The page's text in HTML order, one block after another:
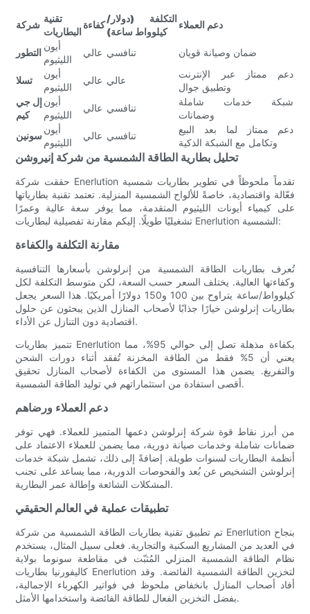
شركة
تقنية
البطاريات
كفاءة
التكلفة (دولار/
كيلوواط ساعة)
دعم العملاء
التطور
أيون
الليثيوم
عالي تنافسي ضمان وصيانة قويان
تسلا
أيون
الليثيوم
عالي عالي
دعم ممتاز عبر الإنترنت
وتطبيق جوال
إل جي
كيم
أيون
الليثيوم
عالي تنافسي
شبكة خدمات شاملة
وضمانات
سونين
أيون
الليثيوم
عالي تنافسي
دعم ممتاز لما بعد البيع
وتكامل مع الشبكة الذكية
تحليل بطارية الطاقة الشمسية من شركة إنيروشن
حققت شركة Enerlution تقدماً ملحوظاً في تطوير بطاريات شمسية
فعّالة واقتصادية، خاصةً للألواح الشمسية المنزلية. تعتمد تقنية بطارياتها
على كيمياء أيونات الليثيوم المتقدمة، مما يوفر سعة عالية وعمرًا
تشغيليًا طويلًا. إليكم مقارنة تفصيلية لبطاريات Enerlution الشمسية:
مقارنة التكلفة والكفاءة
تُعرف بطاريات الطاقة الشمسية من إنرلوشن بأسعارها التنافسية
وكفاءتها العالية. يختلف السعر حسب السعة، لكن متوسط ​​التكلفة لكل
كيلوواط/ساعة يتراوح بين 100 و150 دولارًا أمريكيًا. هذا السعر يجعل
بطاريات إنرلوشن خيارًا جذابًا لأصحاب المنازل الذين يبحثون عن حلول
اقتصادية دون التنازل عن الأداء.
تتميز بطاريات Enerlution بكفاءة مذهلة تصل إلى حوالي 95%، مما
يعني أن 5% فقط من الطاقة المخزنة تُفقد أثناء دورات الشحن
والتفريغ. يضمن هذا المستوى من الكفاءة لأصحاب المنازل تحقيق
أقصى استفادة من استثماراتهم في توليد الطاقة الشمسية.
دعم العملاء ورضاهم
من أبرز نقاط قوة شركة إنرلوشن دعمها المتميز للعملاء. فهي توفر
ضمانات شاملة وخدمات صيانة دورية، مما يضمن للعملاء الاعتماد على
أنظمة البطاريات لسنوات طويلة. إضافةً إلى ذلك، تشمل شبكة خدمات
إنرلوشن التشخيص عن بُعد والفحوصات الدورية، مما يساعد على تجنب
المشكلات الشائعة وإطالة عمر البطارية.
تطبيقات عملية في العالم الحقيقي
تم تطبيق تقنية بطاريات الطاقة الشمسية من شركة Enerlution بنجاح
في العديد من المشاريع السكنية والتجارية. فعلى سبيل المثال، يستخدم
نظام الطاقة الشمسية المنزلي المُثبّت في مقاطعة سونوما بولاية
كاليفورنيا بطاريات Enerlution لتخزين الطاقة الشمسية الفائضة. وقد
أفاد أصحاب المنازل بانخفاض ملحوظ في فواتير الكهرباء الإجمالية،
بفضل التخزين الفعال للطاقة الفائضة واستخدامها الأمثل.